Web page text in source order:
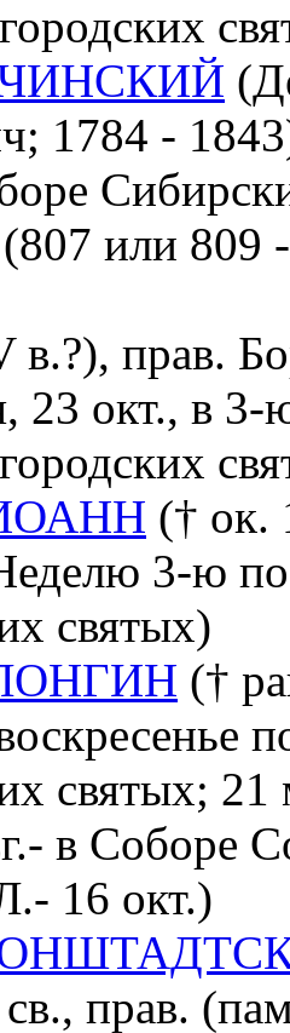
1784 -
(807 или 809
в.?), прав.
23 окт., в
(† ок.
3-ю
святых)
(†
святых;
в Соборе
16 окт.)
прав.